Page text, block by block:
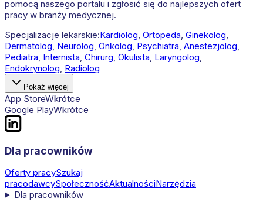
pomocą naszego portalu i zgłosić się do najlepszych ofert
pracy w branży medycznej.
Specjalizacje lekarskie:Kardiolog, Ortopeda, Ginekolog,
Dermatolog, Neurolog, Onkolog, Psychiatra, Anestezjolog,
Pediatra, Internista, Chirurg, Okulista, Laryngolog,
Endokrynolog, Radiolog
Pokaż więcej
App StoreWkrótce
Google PlayWkrótce
Dla pracowników
Oferty pracySzukaj
pracodawcySpołecznośćAktualnościNarzędzia
Dla pracowników